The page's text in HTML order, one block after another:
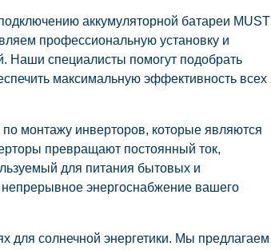
аккумуляторной батареи MUST
профессиональную установку и
Наши специалисты помогут подобрать
максимальную эффективность всех
монтажу инверторов, которые являются
превращают постоянный ток,
для питания бытовых и
энергоснабжение вашего
для солнечной энергетики. Мы предлагаем